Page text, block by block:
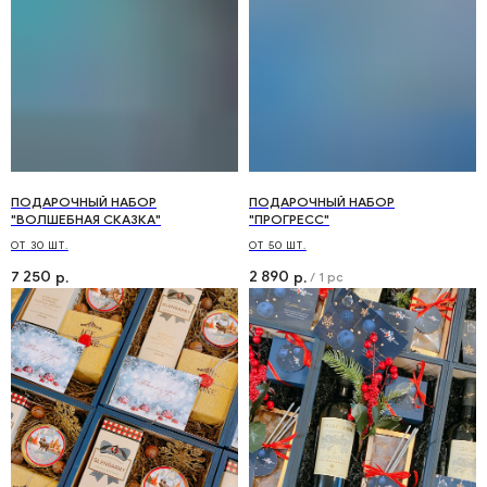
ПОДАРОЧНЫЙ НАБОР
"ВОЛШЕБНАЯ СКАЗКА"
ОТ 30 ШТ.
7 250 р.
ПОДАРОЧНЫЙ НАБОР
"ПРОГРЕСС"
ОТ 50 ШТ.
2 890 р. / 1 pc
Необходима помощь
с заказом?
Мы будем рады помочь вам!
+7 (499) 136-06-00
info@holidaybar.ru